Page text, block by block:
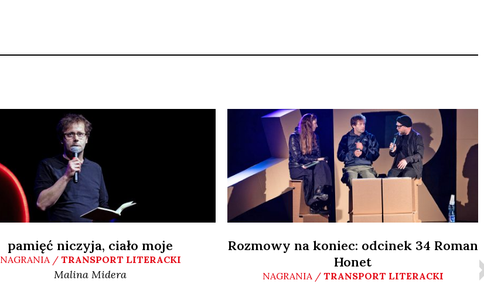
pamięć niczyja, ciało moje
NAGRANIA / TRANSPORT LITERACKI
Malina Midera
Rozmowy na koniec: odcinek 34 Roman
Honet
NAGRANIA / TRANSPORT LITERACKI